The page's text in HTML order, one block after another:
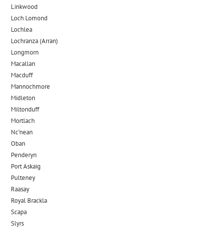
Linkwood
Loch Lomond
Lochlea
Lochranza (Arran)
Longmorn
Macallan
Macduff
Mannochmore
Midleton
Miltonduff
Mortlach
Nc’nean
Oban
Penderyn
Port Askaig
Pulteney
Raasay
Royal Brackla
Scapa
Slyrs